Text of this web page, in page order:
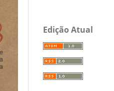
Edição Atual